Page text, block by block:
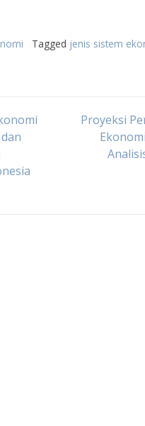
Tagged jenis sistem
Proyeksi